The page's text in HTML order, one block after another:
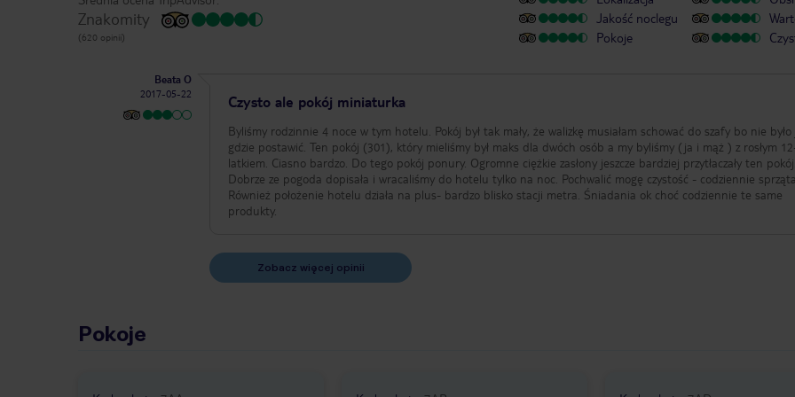
Znakomity
(620 opinii)
Jakość noclegu
Pokoje
Beata O
2017-05-22
Czysto ale pokój miniaturka
Byliśmy rodzinnie 4 noce w tym hotelu. Pokój był tak mały, że walizkę musiałam schować do szafy bo nie było
gdzie postawić. Ten pokój (301), który mieliśmy był maks dla dwóch osób a my byliśmy (ja i mąż ) z rosłym
latkiem. Ciasno bardzo. Do tego pokój ponury. Ogromne ciężkie zasłony jeszcze bardziej przytłaczały ten pokój.
Dobrze ze pogoda dopisała i wracaliśmy do hotelu tylko na noc. Pochwalić mogę czystość - codziennie
Również położenie hotelu działa na plus- bardzo blisko stacji metra. Śniadania ok choć codziennie te same
produkty.
Zobacz więcej opinii
Pokoje